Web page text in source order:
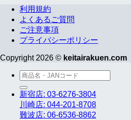
利用規約
よくあるご質問
ご注意事項
プライバシーポリシー
Copyright 2026 © keitairakuen.com
検
索
対
象:
新宿店: 03-6276-3804
川崎店: 044-201-8708
難波店: 06-6536-8862